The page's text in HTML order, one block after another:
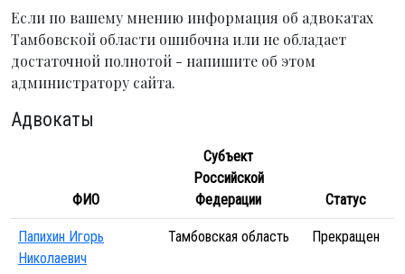
Если по вашему мнению информация об адвокатах
Тамбовской области ошибочна или не обладает
достаточной полнотой - напишите об этом
администратору сайта.
Адвокаты
ФИО
Субъект
Российской
Федерации
Статус
Папихин Игорь
Николаевич
Тамбовская область Прекращен